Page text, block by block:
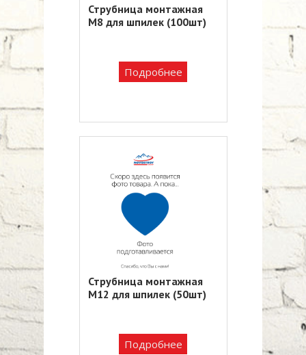
Струбница монтажная
М8 для шпилек (100шт)
Подробнее
Струбница монтажная
М12 для шпилек (50шт)
Подробнее